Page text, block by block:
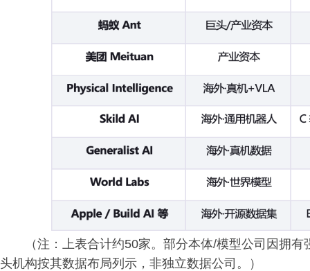
（注：上表合计约50家。部分本体/模型公司因拥
头机构按其数据布局列示，非独立数据公司。）